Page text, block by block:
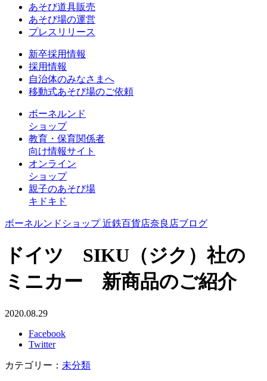
あそび道具販売
あそび場の運営
プレスリリース
新卒採用情報
採用情報
自治体のみなさまへ
移動式あそび場のご依頼
ボーネルンド
ショップ
教育・保育関係者
向け情報サイト
オンライン
ショップ
親子のあそび場
キドキド
ボーネルンドショップ 近鉄百貨店奈良店ブログ
ドイツ SIKU（ジク）社の
ミニカー 新商品のご紹介
2020.08.29
Facebook
Twitter
カテゴリー： 未分類